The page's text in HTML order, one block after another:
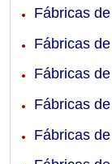
Fábricas
Fábricas
Fábricas
Fábricas
Fábricas